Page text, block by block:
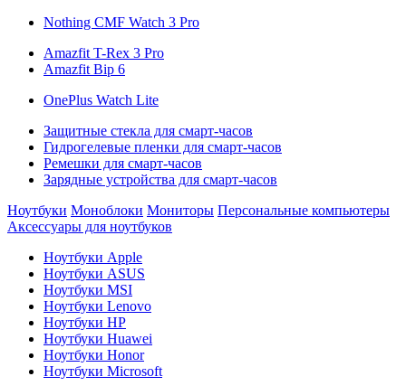
Nothing CMF Watch 3 Pro
Amazfit T-Rex 3 Pro
Amazfit Bip 6
OnePlus Watch Lite
Защитные стекла для смарт-часов
Гидрогелевые пленки для смарт-часов
Ремешки для смарт-часов
Зарядные устройства для смарт-часов
Ноутбуки Моноблоки Мониторы Персональные компьютеры
Аксессуары для ноутбуков
Ноутбуки Apple
Ноутбуки ASUS
Ноутбуки MSI
Ноутбуки Lenovo
Ноутбуки HP
Ноутбуки Huawei
Ноутбуки Honor
Ноутбуки Microsoft